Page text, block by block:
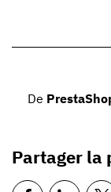
De
Partager la